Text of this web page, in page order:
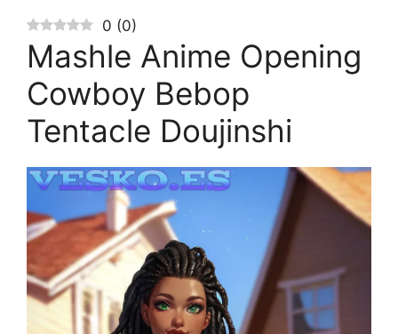
0 (0)
Mashle Anime Opening
Cowboy Bebop
Tentacle Doujinshi